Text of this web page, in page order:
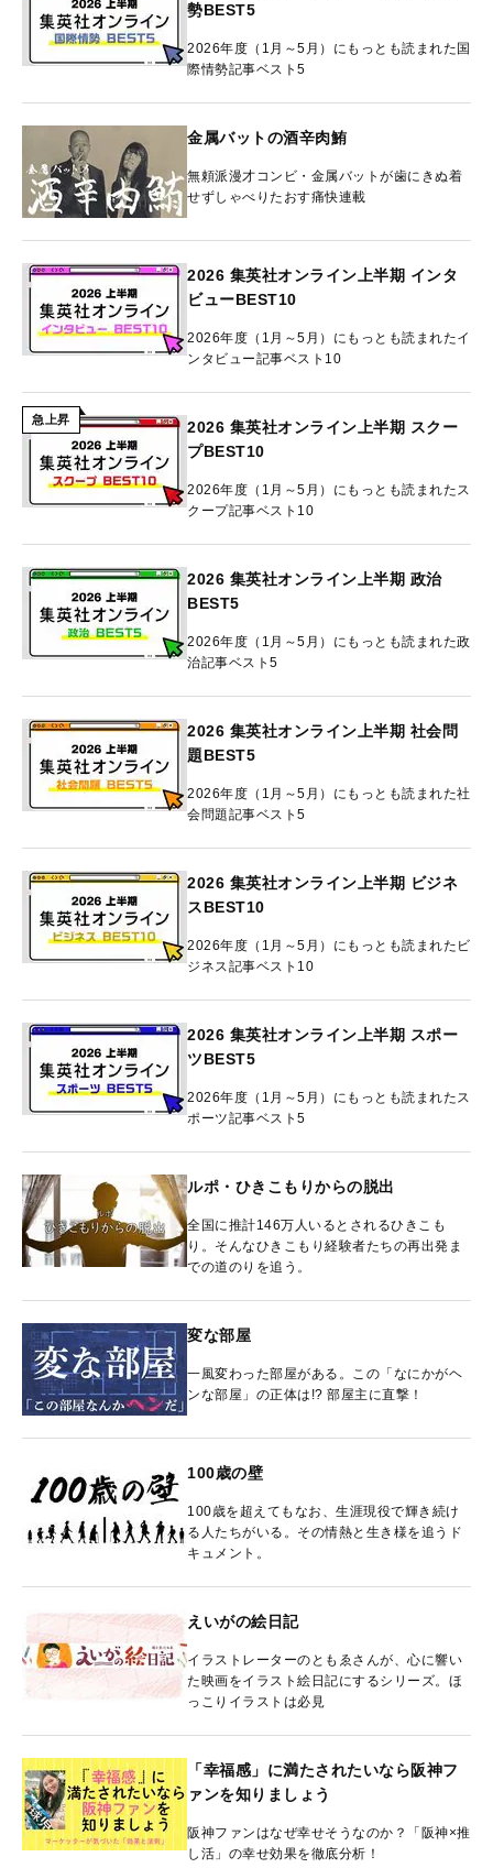
勢BEST5
2026年度（1月～5月）にもっとも読まれた国
際情勢記事ベスト5
金属バットの酒辛肉鮪
無頼派漫才コンビ・金属バットが歯にきぬ着
せずしゃべりたおす痛快連載
2026 集英社オンライン上半期 インタ
ビューBEST10
2026年度（1月～5月）にもっとも読まれたイ
ンタビュー記事ベスト10
2026 集英社オンライン上半期 スクー
プBEST10
2026年度（1月～5月）にもっとも読まれたス
クープ記事ベスト10
急上昇
2026 集英社オンライン上半期 政治
BEST5
2026年度（1月～5月）にもっとも読まれた政
治記事ベスト5
2026 集英社オンライン上半期 社会問
題BEST5
2026年度（1月～5月）にもっとも読まれた社
会問題記事ベスト5
2026 集英社オンライン上半期 ビジネ
スBEST10
2026年度（1月～5月）にもっとも読まれたビ
ジネス記事ベスト10
2026 集英社オンライン上半期 スポー
ツBEST5
2026年度（1月～5月）にもっとも読まれたス
ポーツ記事ベスト5
ルポ・ひきこもりからの脱出
全国に推計146万人いるとされるひきこも
り。そんなひきこもり経験者たちの再出発ま
での道のりを追う。
変な部屋
一風変わった部屋がある。この「なにかがヘ
ンな部屋」の正体は!? 部屋主に直撃！
100歳の壁
100歳を超えてもなお、生涯現役で輝き続け
る人たちがいる。その情熱と生き様を追うド
キュメント。
えいがの絵日記
イラストレーターのともゑさんが、心に響い
た映画をイラスト絵日記にするシリーズ。ほ
っこりイラストは必見
「幸福感」に満たされたいなら阪神フ
ァンを知りましょう
阪神ファンはなぜ幸せそうなのか？「阪神×推
し活」の幸せ効果を徹底分析！